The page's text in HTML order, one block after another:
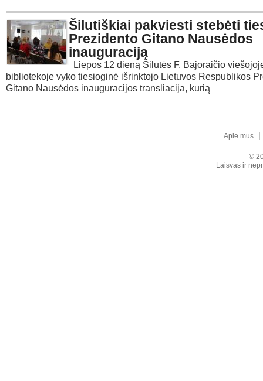
Šilutiškiai pakviesti stebėti
Prezidento Gitano Nausėdos
inauguraciją
Liepos 12 dieną Šilutės F. Bajoraičio
bibliotekoje vyko tiesioginė išrinktojo Lietuvos Respublikos
Gitano Nausėdos inauguracijos transliacija, kurią
Apie mus
©
Laisvas ir